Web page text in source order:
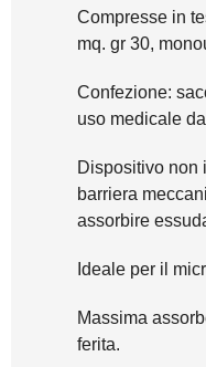
Compresse in
mq. gr 30,
Confezione:
uso medicale
Dispositivo non
barriera
assorbire
Ideale per il
Massima
ferita.